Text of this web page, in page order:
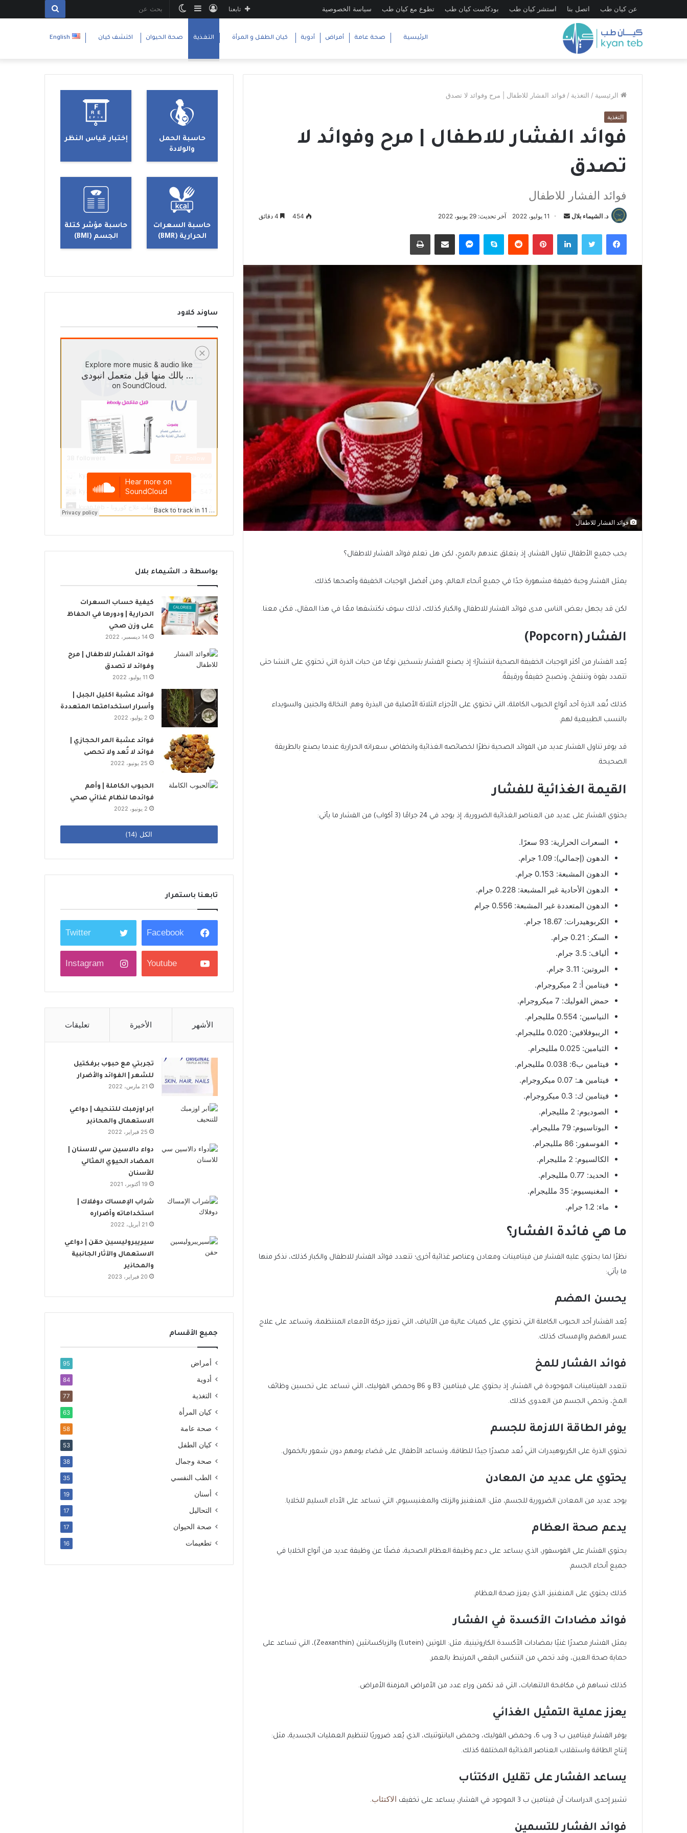
عن كيان طب اتصل بنا استشر كيان طب بودكاست كيان طب تطوع مع كيان طب سياسة الخصوصية
الوضع إضافة تسجيل
تابعنا
الرئيسية صحة عامة أمراض أدوية كيان الطفل و المرأة التغذية صحة الحيوان اكتشف كيان English
الرئيسية / التغذية / فوائد الفشار للاطفال | مرح وفوائد لا تصدق
التغذية
فوائد الفشار للاطفال | مرح وفوائد لا
تصدق
فوائد الفشار للاطفال
د. الشيماء بلال
ل
ب
إ
ل
ر
و
ن
ا
11 يوليو، 2022 آخر تحديث: 29 يونيو، 2022 454
فيسبوك لينكدإن بينتيريست سكايب
فوائد الفشار للاطفال
يحب جميع الأطفال تناول الفشار، إذ يتعلق عندهم بالمرح، لكن هل تعلم فوائد الفشار للاطفال؟
يمثل الفشار وجبة خفيفة مشهورة جدًا في جميع أنحاء العالم، ومن أفضل الوجبات الخفيفة وأصحها كذلك.
لكن قد يجهل بعض الناس مدى فوائد الفشار للاطفال والكبار كذلك، لذلك سوف نكتشفها معًا في هذا المقال، فكن معنا.
الفشار (Popcorn)
يُعد الفشار من أكثر الوجبات الخفيفة الصحية انتشارًا؛ إذ يصنع الفشار بتسخين نوعًا من حبات الذرة التي تحتوي على النشا حتى
تتمدد بقوة وتنتفخ، وتصبح خفيفةً ورقيقةً.
كذلك تُعد الذرة أحد أنواع الحبوب الكاملة، التي تحتوي على الأجزاء الثلاثة الأصلية من البذرة وهم: النخالة والجنين والسويداء
بالنسب الطبيعية لهم.
قد يوفر تناول الفشار عديد من الفوائد الصحية نظرًا لخصائصه الغذائية وانخفاض سعراته الحرارية عندما يصنع بالطريقة
الصحيحة.
القيمة الغذائية للفشار
يحتوي الفشار على عديد من العناصر الغذائية الضرورية، إذ يوجد في 24 جرامًا (3 أكواب) من الفشار ما يأتي:
السعرات الحرارية: 93 سعرًا.
الدهون (إجمالي): 1.09 جرام.
الدهون المشبعة: 0.153 جرام.
الدهون الأحادية غير المشبعة: 0.228 جرام.
الدهون المتعددة غير المشبعة: 0.556 جرام
الكربوهيدرات: 18.67 جرام.
السكر: 0.21 جرام.
ألياف: 3.5 جرام.
البروتين: 3.11 جرام.
فيتامين أ: 2 ميكروجرام.
حمض الفوليك: 7 ميكروجرام.
النياسين: 0.554 ملليجرام.
الريبوفلافين: 0.020 ملليجرام.
الثيامين: 0.025 ملليجرام.
فيتامين ب6: 0.038 ملليجرام.
فيتامين هـ: 0.07 ميكروجرام.
فيتامين ك: 0.3 ميكروجرام.
الصوديوم: 2 ملليجرام.
البوتاسيوم: 79 ملليجرام.
الفوسفور: 86 ملليجرام.
الكالسيوم: 2 ملليجرام.
الحديد: 0.77 ملليجرام.
المغنيسيوم: 35 ملليجرام.
ماء: 1.2 جرام.
ما هي فائدة الفشار؟
نظرًا لما يحتوي عليه الفشار من فيتامينات ومعادن وعناصر غذائية أخرى؛ تتعدد فوائد الفشار للاطفال والكبار كذلك، نذكر منها
ما يأتي:
يحسن الهضم
يُعد الفشار أحد الحبوب الكاملة التي تحتوي على كميات عالية من الألياف، التي تعزز حركة الأمعاء المنتظمة، وتساعد على علاج
عسر الهضم والإمساك كذلك.
فوائد الفشار للمخ
تتعدد الفيتامينات الموجودة في الفشار، إذ يحتوي على فيتامين B3 و B6 وحمض الفوليك، التي تساعد على تحسين وظائف
المخ، وتحمي الجسم من العدوى كذلك.
يوفر الطاقة اللازمة للجسم
تحتوي الذرة على الكربوهيدرات التي تُعد مصدرًا جيدًا للطاقة، وتساعد الأطفال على قضاء يومهم دون شعور بالخمول.
يحتوي على عديد من المعادن
يوجد عديد من المعادن الضرورية للجسم، مثل: المنغنيز والزنك والمغنيسيوم، التي تساعد على الأداء السليم للخلايا.
يدعم صحة العظام
يحتوي الفشار على الفوسفور، الذي يساعد على دعم وظيفة العظام الصحية، فضلًا عن وظيفة عديد من أنواع الخلايا في
جميع أنحاء الجسم.
كذلك يحتوي على المنغنيز، الذي يعزز صحة العظام.
فوائد مضادات الأكسدة في الفشار
يمثل الفشار مصدرًا غنيًا بمضادات الأكسدة الكاروتينية، مثل: اللوتين (Lutein) والزياكسانثين (Zeaxanthin)، التي تساعد على
حماية صحة العين، وقد تحمي من التنكس البقعي المرتبط بالعمر.
كذلك تساهم في مكافحة الالتهابات، التي قد تكمن وراء عدد من الأمراض المزمنة الأمراض.
يعزز عملية التمثيل الغذائي
يوفر الفشار فيتامين ب 3 وب 6، وحمض الفوليك، وحمض البانتوثنيك، الذي يُعد ضروريًا لتنظيم العمليات الجسدية، مثل:
إنتاج الطاقة واستقلاب العناصر الغذائية المختلفة كذلك.
يساعد الفشار على تقليل الاكتئاب
تشير إحدى الدراسات أن فيتامين ب 3 الموجود في الفشار، يساعد على تخفيف الاكتئاب.
فوائد الفشار للتسمين
حاسبة الحمل
والولادة
إختبار قياس النظر
حاسبة السعرات
الحرارية (BMR)
حاسبة مؤشر كتلة
الجسم (BMI)
ساوند كلاود
بواسطة د. الشيماء بلال
كيفية حساب السعرات
الحرارية | ودورها في الحفاظ
على وزن صحي
14 ديسمبر، 2022
فوائد الفشار للاطفال | مرح
وفوائد لا تصدق
11 يوليو، 2022
فوائد عشبة اكليل الجبل |
وأسرار استخدامتها المتعددة
2 يوليو، 2022
فوائد عشبة المر الحجازي |
فوائد لا تُعد ولا تحصى
25 يونيو، 2022
الحبوب الكاملة | وأهم
فوائدها لنظام غذائي صحي
2 يونيو، 2022
الكل (14)
تابعنا باستمرار
Facebook
Twitter
Youtube
Instagram
الأشهر الأخيرة تعليقات
تجربتي مع حبوب برفكتيل
للشعر | الفوائد والأضرار
21 مارس، 2022
ابر اوزمبك للتنحيف | دواعي
الاستعمال والمحاذير
25 فبراير، 2022
دواء دالاسين سي للاسنان |
المضاد الحيوي المثالي
للأسنان
19 أكتوبر، 2021
شراب الإمساك دوفلاك |
استخداماته وأضراره
21 أبريل، 2022
سيريبروليسين حقن | دواعي
الاستعمال والآثار الجانبية
والمحاذير
20 فبراير، 2023
جميع الأقسام
أمراض 95
أدوية 84
التغذية 77
كيان المرأة 63
صحة عامة 58
كيان الطفل 53
صحة وجمال 38
الطب النفسي 35
أسنان 19
التحاليل 17
صحة الحيوان 17
تطعيمات 16